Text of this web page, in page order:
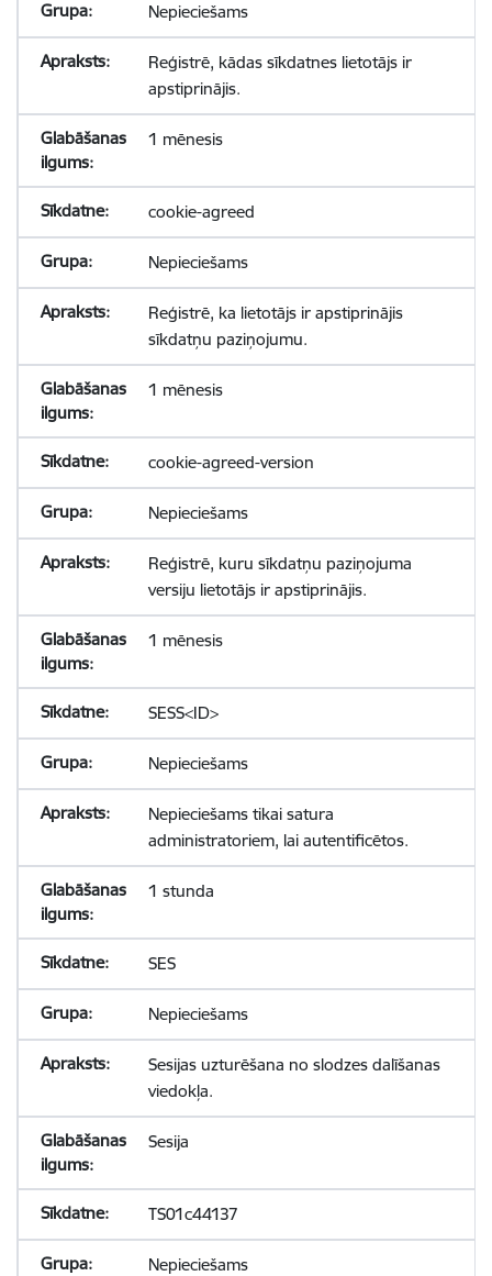
Nepieciešams
Reģistrē, kādas sīkdatnes lietotājs ir
apstiprinājis.
1 mēnesis
cookie-agreed
Nepieciešams
Reģistrē, ka lietotājs ir apstiprinājis
sīkdatņu paziņojumu.
1 mēnesis
cookie-agreed-version
Nepieciešams
Reģistrē, kuru sīkdatņu paziņojuma
versiju lietotājs ir apstiprinājis.
1 mēnesis
SESS<ID>
Nepieciešams
Nepieciešams tikai satura
administratoriem, lai autentificētos.
1 stunda
SES
Nepieciešams
Sesijas uzturēšana no slodzes dalīšanas
viedokļa.
Sesija
TS01c44137
Nepieciešams